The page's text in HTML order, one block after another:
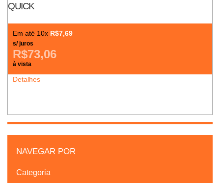
QUICK
Em até 10x R$7,69
s/ juros
R$73,06
à vista
Detalhes
NAVEGAR POR
Categoria